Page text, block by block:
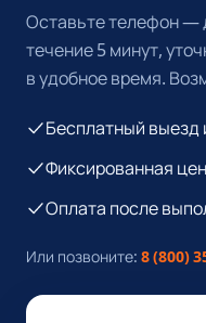
Оставьте телефон —
течение 5 минут,
в удобное время.
Бесплатный выезд
Фиксированная
Оплата после
Или позвоните: 8 (800)